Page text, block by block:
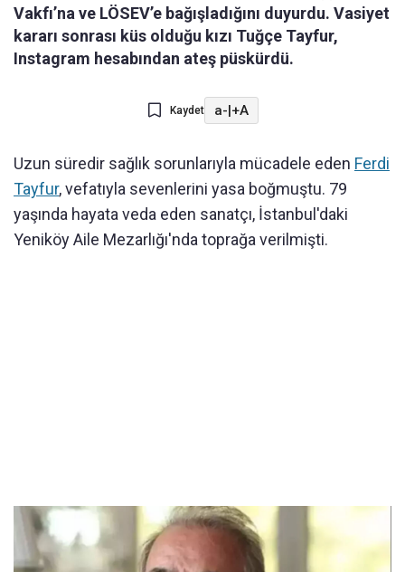
Vakfı’na ve LÖSEV’e bağışladığını duyurdu. Vasiyet
kararı sonrası küs olduğu kızı Tuğçe Tayfur,
Instagram hesabından ateş püskürdü.
Kaydet a-|+A
Uzun süredir sağlık sorunlarıyla mücadele eden Ferdi
Tayfur, vefatıyla sevenlerini yasa boğmuştu. 79
yaşında hayata veda eden sanatçı, İstanbul'daki
Yeniköy Aile Mezarlığı'nda toprağa verilmişti.